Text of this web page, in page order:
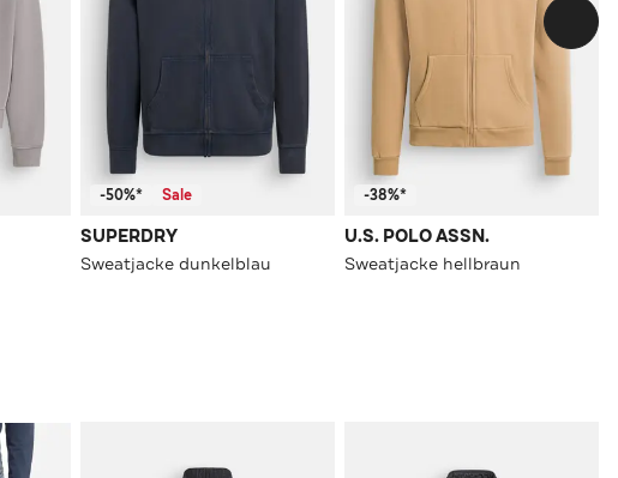
-50%* Sale
SUPERDRY
Sweatjacke dunkelblau
-38%*
U.S. POLO ASSN.
Sweatjacke hellbraun